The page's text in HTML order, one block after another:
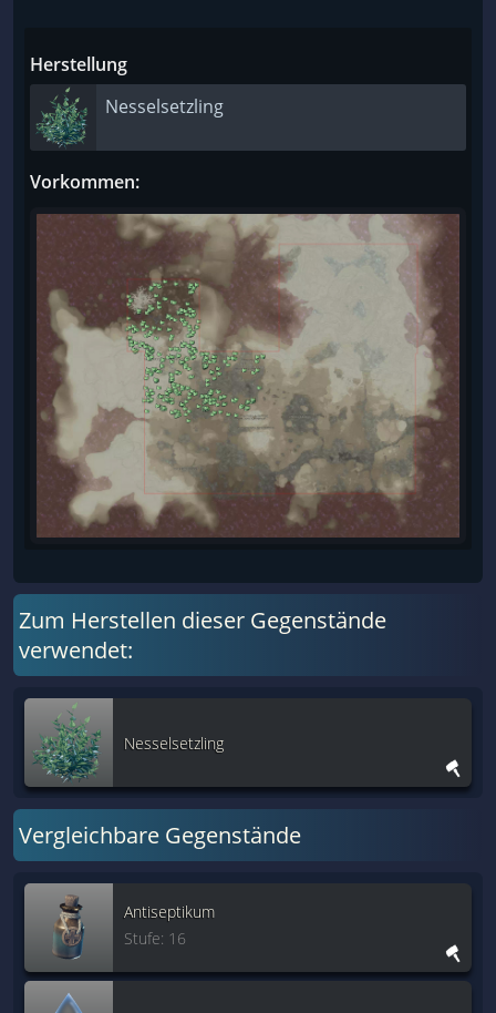
Herstellung
Nesselsetzling
Vorkommen:
Zum Herstellen dieser Gegenstände
verwendet:
Nesselsetzling
Vergleichbare Gegenstände
Antiseptikum
Stufe: 16